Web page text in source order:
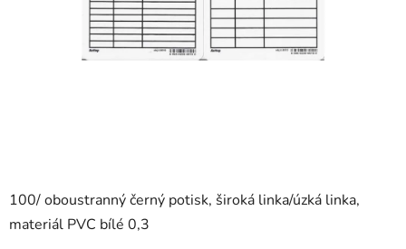
100/ oboustranný černý potisk, široká linka/úzká linka,
materiál PVC bílé 0,3